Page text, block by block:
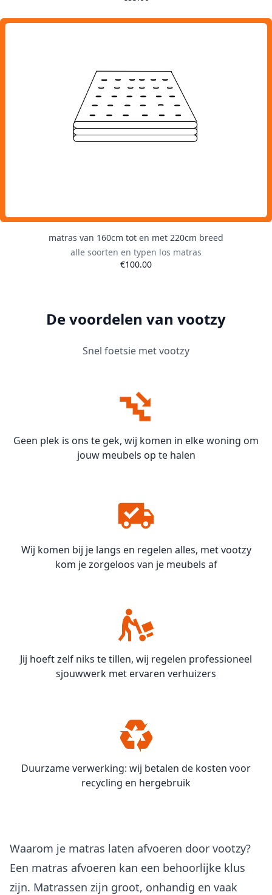
matras van 160cm tot en met 220cm breed
alle soorten en typen los matras
€100.00
De voordelen van vootzy
Snel foetsie met vootzy
Geen plek is ons te gek, wij komen in elke woning om
jouw meubels op te halen
Wij komen bij je langs en regelen alles, met vootzy
kom je zorgeloos van je meubels af
Jij hoeft zelf niks te tillen, wij regelen professioneel
sjouwwerk met ervaren verhuizers
Duurzame verwerking: wij betalen de kosten voor
recycling en hergebruik
Waarom je matras laten afvoeren door vootzy?
Een matras afvoeren kan een behoorlijke klus
zijn. Matrassen zijn groot, onhandig en vaak